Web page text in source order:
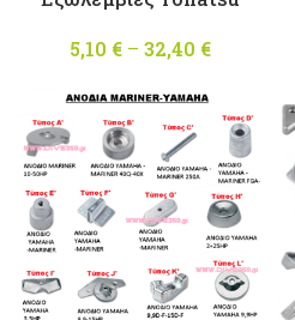
5,10 € – 32,40 €
through
32,40 €